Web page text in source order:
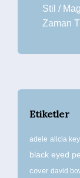
Stil /
Zaman
Etiketler
adele alicia
black eyed
cover david